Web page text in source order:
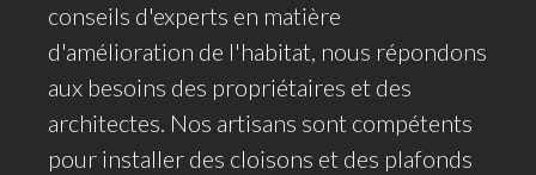
conseils d'experts en matière
d'amélioration de l'habitat, nous répondons
aux besoins des propriétaires et des
architectes. Nos artisans sont compétents
pour installer des cloisons et des plafonds